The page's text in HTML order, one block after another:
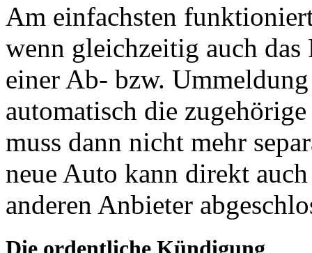
Am einfachsten
wenn gleichzeitig auch
einer Ab- bzw.
automatisch die
muss dann nicht mehr
neue Auto kann direkt
anderen Anbieter
Die ordentliche Kündigung